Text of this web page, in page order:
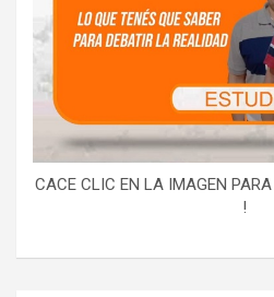
CACE CLIC EN LA IMAGEN
!